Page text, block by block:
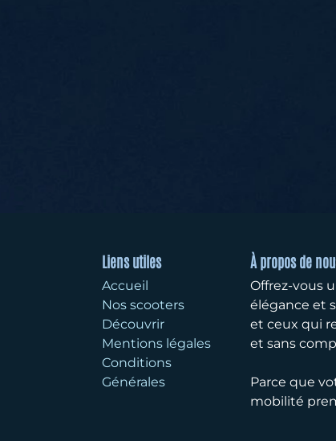
Liens utiles
Accueil
Nos scooters
Découvrir
Mentions légales
Conditions
Générales
À propos de
Offrez-vous
élégance et
et ceux qui
et sans
Parce que
mobilité